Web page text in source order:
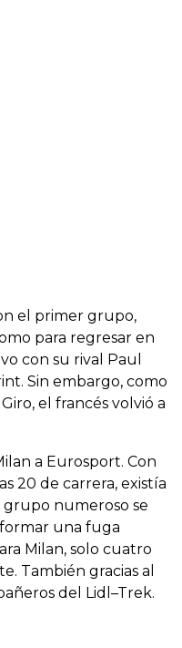
el primer grupo,
para regresar en
con su rival Paul
Sin embargo, como
el francés volvió a
a Eurosport. Con
20 de carrera, existía
numeroso se
una fuga
Milan, solo cuatro
También gracias al
del Lidl–Trek.